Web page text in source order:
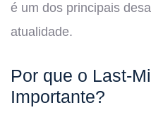
é um dos principais
atualidade.
Por que o Last-
Importante?